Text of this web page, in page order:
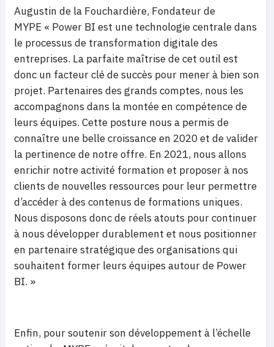
Augustin de la Fouchardière, Fondateur de
MYPE « Power BI est une technologie centrale dans
le processus de transformation digitale des
entreprises. La parfaite maîtrise de cet outil est
donc un facteur clé de succès pour mener à bien son
projet. Partenaires des grands comptes, nous les
accompagnons dans la montée en compétence de
leurs équipes. Cette posture nous a permis de
connaître une belle croissance en 2020 et de valider
la pertinence de notre offre. En 2021, nous allons
enrichir notre activité formation et proposer à nos
clients de nouvelles ressources pour leur permettre
d’accéder à des contenus de formations uniques.
Nous disposons donc de réels atouts pour continuer
à nous développer durablement et nous positionner
en partenaire stratégique des organisations qui
souhaitent former leurs équipes autour de Power
BI. »
Enfin, pour soutenir son développement à l’échelle